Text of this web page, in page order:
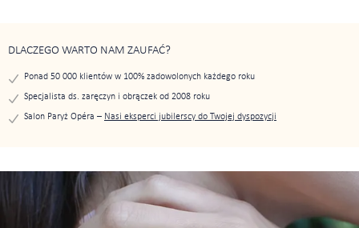
DLACZEGO WARTO NAM ZAUFAĆ?
Ponad 50 000 klientów w 100% zadowolonych każdego roku
Specjalista ds. zaręczyn i obrączek od 2008 roku
Salon Paryż Opéra – Nasi eksperci jubilerscy do Twojej dyspozycji